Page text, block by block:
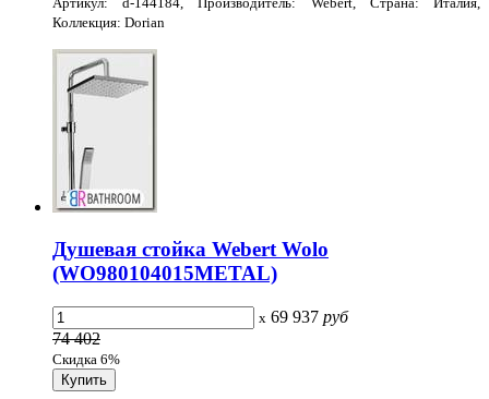
Коллекция: Dorian
Душевая стойка Webert Wolo
(WO980104015METAL)
x 69 937 руб
74 402
Скидка 6%